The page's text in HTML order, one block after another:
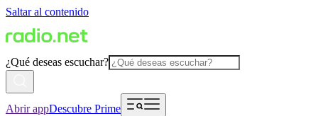
Saltar al contenido
¿Qué deseas escuchar?
Abrir appDescubre Prime